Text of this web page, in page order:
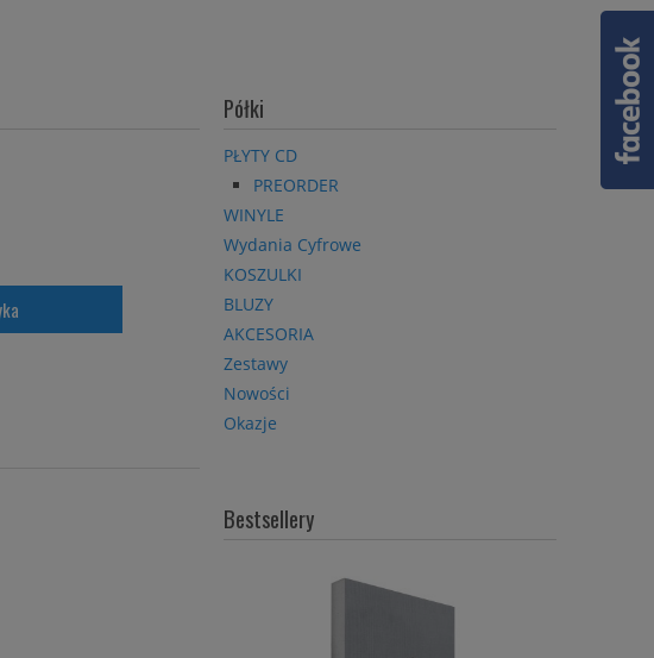
Półki
PŁYTY CD
PREORDER
WINYLE
Wydania Cyfrowe
KOSZULKI
BLUZY
AKCESORIA
Zestawy
Nowości
Okazje
Bestsellery